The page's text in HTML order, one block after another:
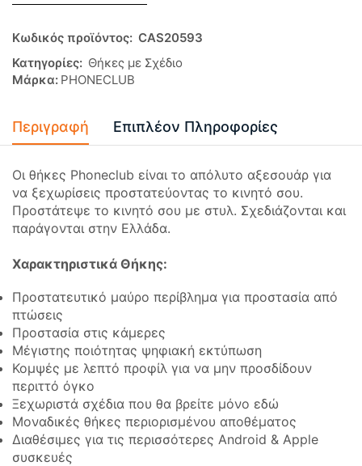
Κωδικός προϊόντος: CAS20593
Κατηγορίες: Θήκες με Σχέδιο
Μάρκα: PHONECLUB
Περιγραφή Επιπλέον Πληροφορίες
Οι θήκες Phoneclub είναι το απόλυτο αξεσουάρ για
να ξεχωρίσεις προστατεύοντας το κινητό σου.
Προστάτεψε το κινητό σου με στυλ. Σχεδιάζονται και
παράγονται στην Ελλάδα.
Χαρακτηριστικά Θήκης:
Προστατευτικό μαύρο περίβλημα για προστασία από
πτώσεις
Προστασία στις κάμερες
Μέγιστης ποιότητας ψηφιακή εκτύπωση
Κομψές με λεπτό προφίλ για να μην προσδίδουν
περιττό όγκο
Ξεχωριστά σχέδια που θα βρείτε μόνο εδώ
Μοναδικές θήκες περιορισμένου αποθέματος
Διαθέσιμες για τις περισσότερες Android & Apple
συσκευές